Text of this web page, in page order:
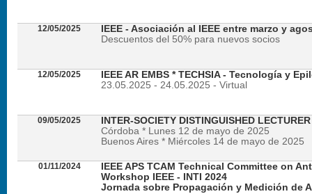
12/05/2025
IEEE - Asociación al IEEE entre marzo y
Descuentos del 50% para nuevos socios
12/05/2025
IEEE AR EMBS * TECHSIA - Tecnología y
23.05.2025 - 24.05.2025 - Virtual
09/05/2025
INTER-SOCIETY DISTINGUISHED
Córdoba * Lunes 12 de mayo de 2025
Buenos Aires * Miércoles 14 de mayo de 2025
01/11/2024
IEEE APS TCAM Technical Committee on
Workshop IEEE - INTI 2024
Jornada sobre Propagación y Medición de